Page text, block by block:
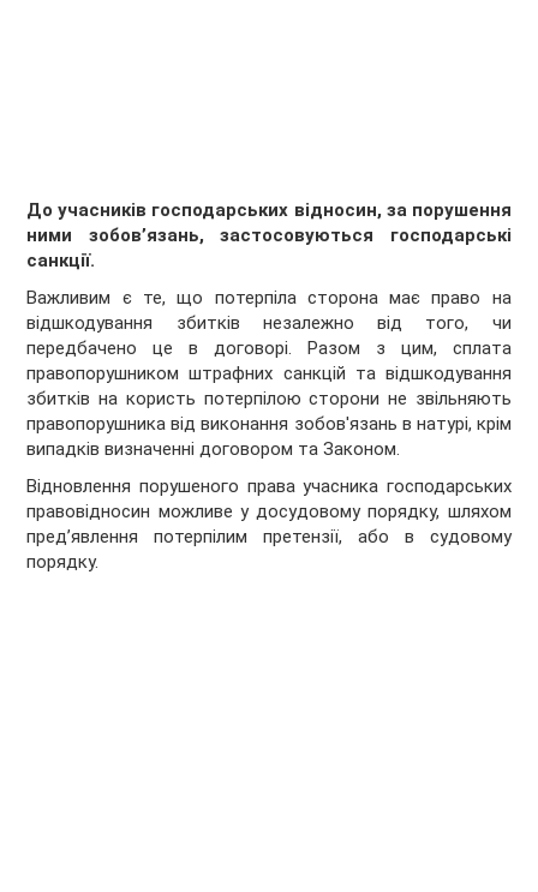
До учасників господарських відносин, за порушення
ними зобов’язань, застосовуються господарські
санкції.
Важливим є те, що потерпіла сторона має право на
відшкодування збитків незалежно від того, чи
передбачено це в договорі. Разом з цим, сплата
правопорушником штрафних санкцій та відшкодування
збитків на користь потерпілою сторони не звільняють
правопорушника від виконання зобов'язань в натурі, крім
випадків визначенні договором та Законом.
Відновлення порушеного права учасника господарських
правовідносин можливе у досудовому порядку, шляхом
пред’явлення потерпілим претензії, або в судовому
порядку.